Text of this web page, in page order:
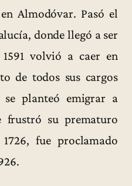
Almodóvar. Pasó el
donde llegó a ser
volvió a caer en
de todos sus cargos
planteó emigrar a
frustró su prematuro
fue proclamado